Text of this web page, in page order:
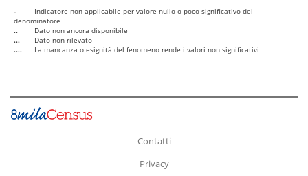
-
Indicatore non applicabile per valore nullo o poco significativo del
denominatore
..
Dato non ancora disponibile
...
Dato non rilevato
....
La mancanza o esiguità del fenomeno rende i valori non significativi
Contatti
Privacy